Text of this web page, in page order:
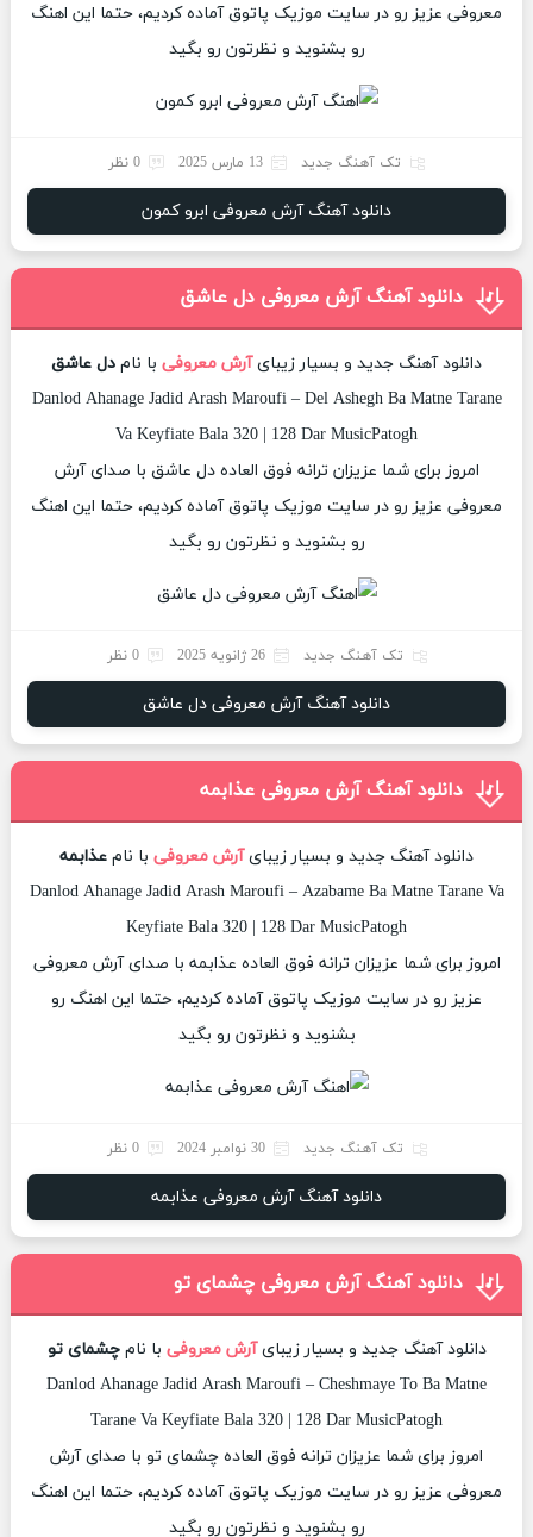
معروفی عزیز رو در سایت موزیک پاتوق آماده کردیم، حتما این اهنگ
رو بشنوید و نظرتون رو بگید
تک آهنگ جدید 13 مارس 2025 0 نظر
دانلود آهنگ آرش معروفی ابرو کمون
دانلود آهنگ آرش معروفی دل عاشق
دانلود آهنگ جدید و بسیار زیبایآرش معروفی با نام دل عاشق
Danlod Ahanage Jadid Arash Maroufi – Del Ashegh Ba Matne Tarane
Va Keyfiate Bala 320 | 128 Dar MusicPatogh
امروز برای شما عزیزان ترانه فوق العاده دل عاشق با صدای آرش
معروفی عزیز رو در سایت موزیک پاتوق آماده کردیم، حتما این اهنگ
رو بشنوید و نظرتون رو بگید
تک آهنگ جدید 26 ژانویه 2025 0 نظر
دانلود آهنگ آرش معروفی دل عاشق
دانلود آهنگ آرش معروفی عذابمه
دانلود آهنگ جدید و بسیار زیبایآرش معروفی با نام عذابمه
Danlod Ahanage Jadid Arash Maroufi – Azabame Ba Matne Tarane Va
Keyfiate Bala 320 | 128 Dar MusicPatogh
امروز برای شما عزیزان ترانه فوق العاده عذابمه با صدای آرش معروفی
عزیز رو در سایت موزیک پاتوق آماده کردیم، حتما این اهنگ رو
بشنوید و نظرتون رو بگید
تک آهنگ جدید 30 نوامبر 2024 0 نظر
دانلود آهنگ آرش معروفی عذابمه
دانلود آهنگ آرش معروفی چشمای تو
دانلود آهنگ جدید و بسیار زیبایآرش معروفی با نامچشمای تو
Danlod Ahanage Jadid Arash Maroufi – Cheshmaye To Ba Matne
Tarane Va Keyfiate Bala 320 | 128 Dar MusicPatogh
امروز برای شما عزیزان ترانه فوق العاده چشمای تو با صدای آرش
معروفی عزیز رو در سایت موزیک پاتوق آماده کردیم، حتما این اهنگ
رو بشنوید و نظرتون رو بگید